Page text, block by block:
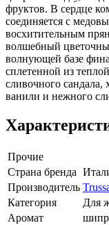
фруктов. В сердце
соединяется с
восхитительным
волшебный
волнующей базе
сплетенной из
сливочного
ванили и нежного
Прочие
Страна бренда
Производитель
Категория
Для
Аромат